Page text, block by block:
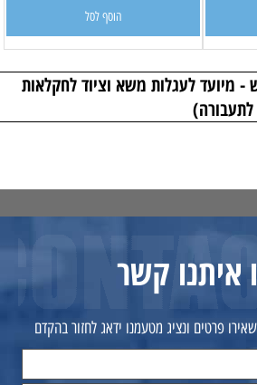
הוסף לסל
עד 5 קמ"ש - מיועד לעגלות משא וציוד לחקלאות
לתעבורה)
איתנו קשר
פרטים ונציג מטעמנו ידאג לחזור בהקדם